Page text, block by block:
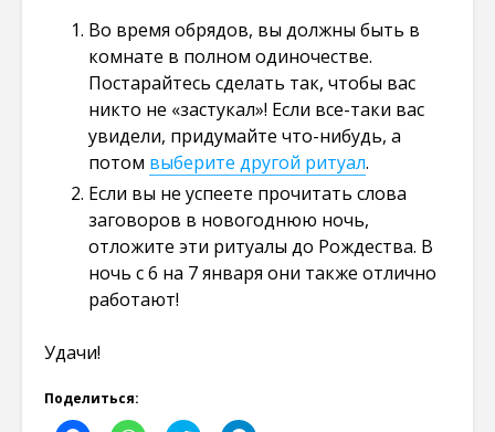
Во время обрядов, вы должны быть в
комнате в полном одиночестве.
Постарайтесь сделать так, чтобы вас
никто не «застукал»! Если все-таки вас
увидели, придумайте что-нибудь, а
потом выберите другой ритуал.
Если вы не успеете прочитать слова
заговоров в новогоднюю ночь,
отложите эти ритуалы до Рождества. В
ночь с 6 на 7 января они также отлично
работают!
Удачи!
Поделиться: